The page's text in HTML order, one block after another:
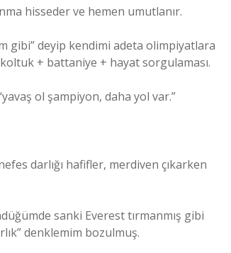
hisseder ve hemen umutlanır.
gibi” deyip kendimi adeta olimpiyatlara
+ battaniye + hayat sorgulaması.
ol şampiyon, daha yol var.”
darlığı hafifler, merdiven çıkarken
sanki Everest tırmanmış gibi
denklemim bozulmuş.